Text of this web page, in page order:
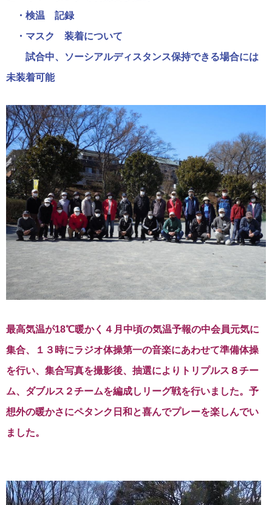
・検温 記録
・マスク 装着について
試合中、ソーシアルディスタンス保持できる場合には
未装着可能
最高気温が18℃暖かく４月中頃の気温予報の中会員元気に
集合、１３時にラジオ体操第一の音楽にあわせて準備体操
を行い、集合写真を撮影後、抽選によりトリプルス８チー
ム、ダブルス２チームを編成しリーグ戦を行いました。予
想外の暖かさにペタンク日和と喜んでプレーを楽しんでい
ました。